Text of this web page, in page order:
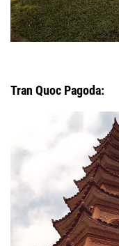
Tran Quoc Pagoda: